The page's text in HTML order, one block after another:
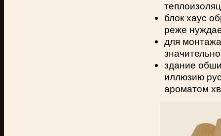
блок хаус
реже
для
здание
иллюзию
ароматом